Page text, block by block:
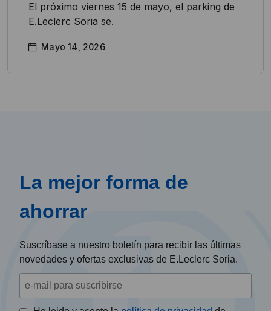
El próximo viernes 15 de mayo, el parking de
E.Leclerc Soria se.
Mayo 14, 2026
La mejor forma de
ahorrar
Suscríbase a nuestro boletín para recibir las últimas
novedades y ofertas exclusivas de E.Leclerc Soria.